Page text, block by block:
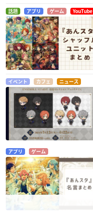
話題 アプリ ゲーム YouTube
イベント カフェ ニュース
アプリ ゲーム